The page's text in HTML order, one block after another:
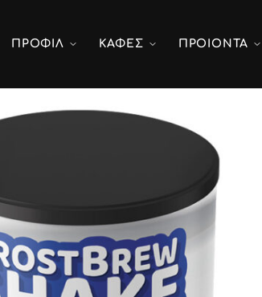
ΠΡΟΦΙΛ ΚΑΦΕΣ ΠΡΟΙΟΝΤΑ